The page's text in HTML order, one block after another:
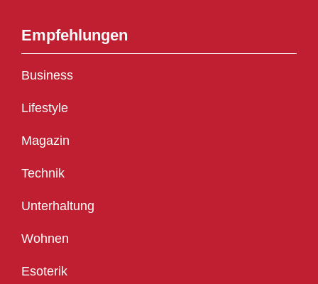
Empfehlungen
Business
Lifestyle
Magazin
Technik
Unterhaltung
Wohnen
Esoterik